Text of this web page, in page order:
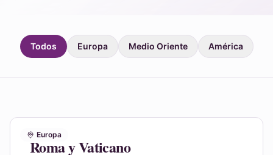
Todos Europa Medio Oriente América
Europa
Roma y Vaticano